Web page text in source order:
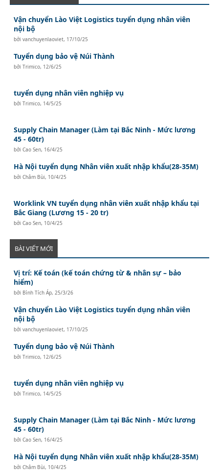
Vận chuyển Lào Việt Logistics tuyển dụng nhân viên
nội bộ
bởivanchuyenlaoviet, 17/10/25
Tuyển dụng bảo vệ Núi Thành
bởiTrimico, 12/6/25
tuyển dụng nhân viên nghiệp vụ
bởiTrimico, 14/5/25
Supply Chain Manager (Làm tại Bắc Ninh - Mức lương
45 - 60tr)
bởiCao Sen, 16/4/25
Hà Nội tuyển dụng Nhân viên xuất nhập khẩu(28-35M)
bởiChâm Bùi, 10/4/25
Worklink VN tuyển dụng nhân viên xuất nhập khẩu tại
Bắc Giang (Lương 15 - 20 tr)
bởiCao Sen, 10/4/25
BÀI VIẾT MỚI
Vị trí: Kế toán (kế toán chứng từ & nhân sự – bảo
hiểm)
bởi Bình Tích Áp, 25/3/26
Vận chuyển Lào Việt Logistics tuyển dụng nhân viên
nội bộ
bởivanchuyenlaoviet, 17/10/25
Tuyển dụng bảo vệ Núi Thành
bởiTrimico, 12/6/25
tuyển dụng nhân viên nghiệp vụ
bởiTrimico, 14/5/25
Supply Chain Manager (Làm tại Bắc Ninh - Mức lương
45 - 60tr)
bởiCao Sen, 16/4/25
Hà Nội tuyển dụng Nhân viên xuất nhập khẩu(28-35M)
bởiChâm Bùi, 10/4/25